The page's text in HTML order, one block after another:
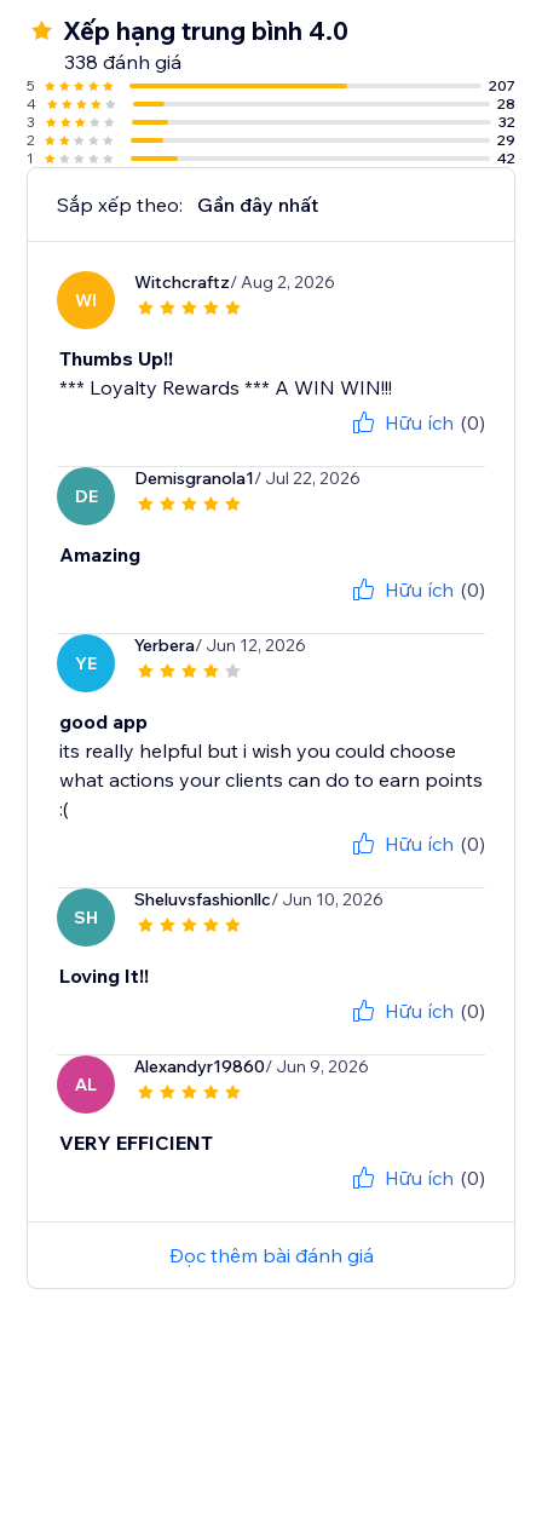
Xếp hạng trung bình 4.0
338 đánh giá
5
207
4
28
3
32
2
29
1
42
Sắp xếp theo: Gần đây nhất
WI
Witchcraftz/ Aug 2, 2026
Thumbs Up!!
*** Loyalty Rewards *** A WIN WIN!!!
Hữu ích (0)
DE
Demisgranola1/ Jul 22, 2026
Amazing
Hữu ích (0)
YE
Yerbera/ Jun 12, 2026
good app
its really helpful but i wish you could choose
what actions your clients can do to earn points
:(
Hữu ích (0)
SH
Sheluvsfashionllc/ Jun 10, 2026
Loving It!!
Hữu ích (0)
AL
Alexandyr19860/ Jun 9, 2026
VERY EFFICIENT
Hữu ích (0)
Đọc thêm bài đánh giá